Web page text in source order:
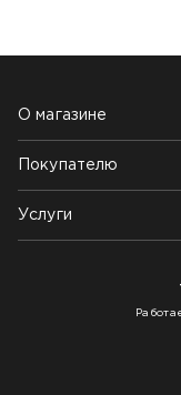
О магазине
Почему выбирают нас
Контакты
Блог
Покупателю
Возврат товара
Как заказать
Услуги